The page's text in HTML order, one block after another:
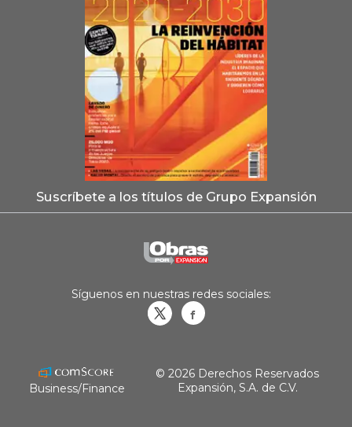
Suscríbete a los títulos de Grupo Expansión
Síguenos en nuestras redes sociales:
Business/Finance
© 2026 Derechos Reservados
Expansión, S.A. de C.V.